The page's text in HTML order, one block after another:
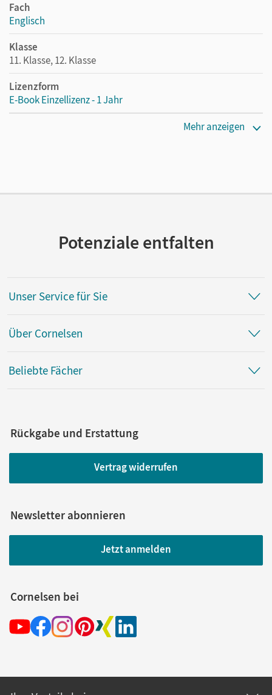
Fach
Englisch
Klasse
11. Klasse, 12. Klasse
Lizenzform
E-Book Einzellizenz - 1 Jahr
Privatpersonen, die nur mit dem E-Book arbeiten.
Mehr anzeigen
Potenziale entfalten
Unser Service für Sie
Über Cornelsen
Beliebte Fächer
Rückgabe und Erstattung
Vertrag widerrufen
Newsletter abonnieren
Jetzt anmelden
Cornelsen bei